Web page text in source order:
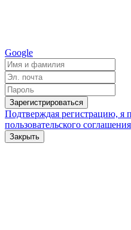
Google
Зарегистрироваться
Подтверждая регистрацию, я
пользовательского соглашения
Закрыть